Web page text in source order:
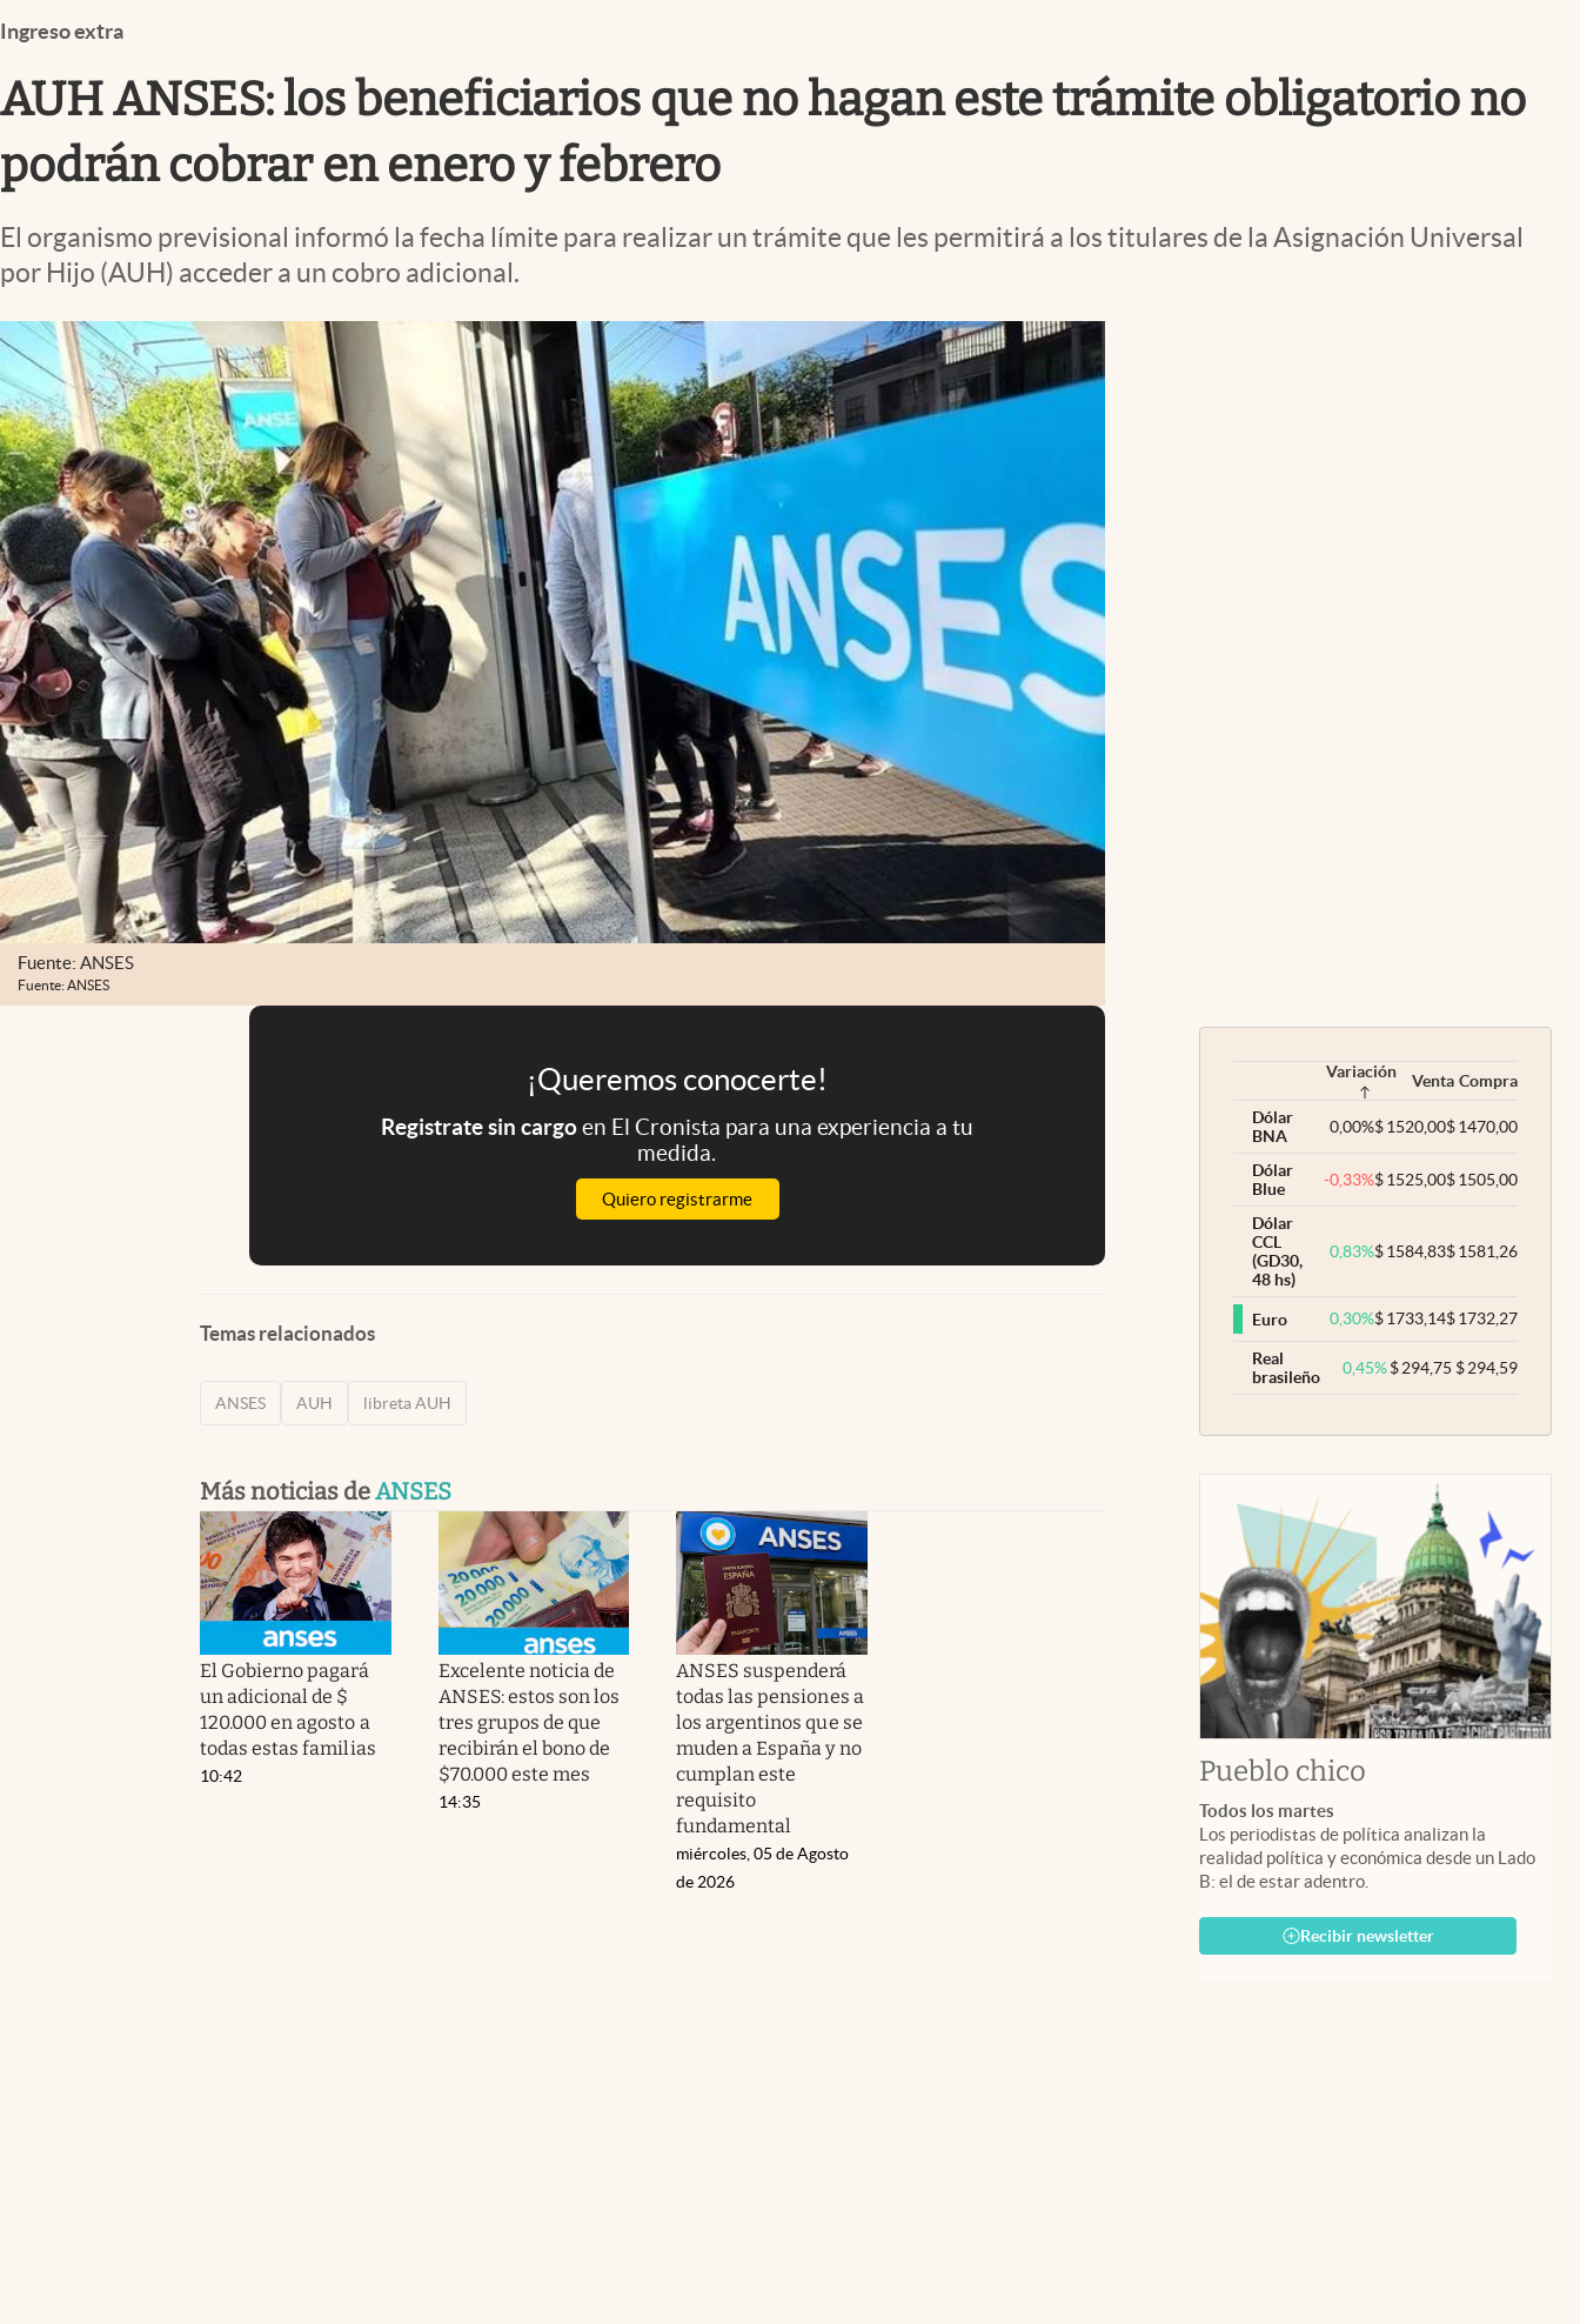
Clima
Mundial 2026
Eventos Corporativos
El Cronista Studio
Mediakit
abre en nueva pestaña
Ingreso extra
AUH ANSES: los beneficiarios que no hagan este trámite obligatorio no
podrán cobrar en enero y febrero
El organismo previsional informó la fecha límite para realizar un trámite que les permitirá a los titulares de la Asignación Universal
por Hijo (AUH) acceder a un cobro adicional.
Fuente: ANSES
Fuente: ANSES
¡Queremos conocerte!
Registrate sin cargoen El Cronista para una experiencia a tu
medida.
Quiero registrarme
Temas relacionados
ANSES AUH libreta AUH
Más noticias deANSES
El Gobierno pagará
un adicional de $
120.000 en agosto a
todas estas familias
10:42
Excelente noticia de
ANSES: estos son los
tres grupos de que
recibirán el bono de
$70.000 este mes
14:35
ANSES suspenderá
todas las pensiones a
los argentinos que se
muden a España y no
cumplan este
requisito
fundamental
miércoles, 05 de Agosto
de 2026
Variación Venta Compra
Dólar
BNA
0,00%$1520,00$1470,00
Dólar
Blue
-0,33%$1525,00$1505,00
Dólar
CCL
(GD30,
48 hs)
0,83%$1584,83$1581,26
Euro 0,30%$1733,14$1732,27
Real
brasileño
0,45% $294,75 $294,59
Pueblo chico
Todos los martes
Los periodistas de política analizan la
realidad política y económica desde un Lado
B: el de estar adentro.
Recibir newsletter